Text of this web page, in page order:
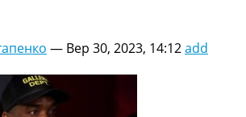
— Вер 30, 2023, 14:12add